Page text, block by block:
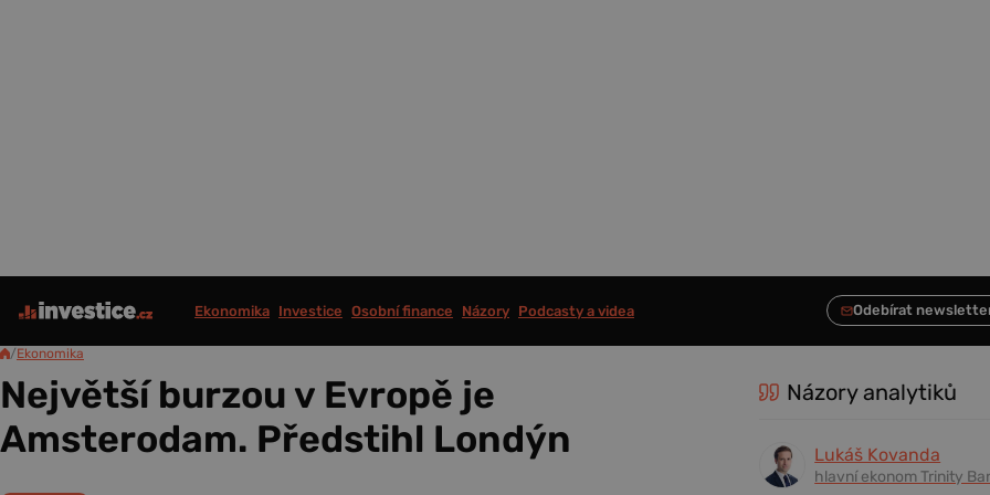
Ekonomika Investice Osobní finance Názory Podcasty a videa
/Ekonomika
Největší burzou v Evropě je
Amsterodam. Předstihl Londýn
Názory analytiků
Lukáš Kovanda
hlavní ekonom Trinity